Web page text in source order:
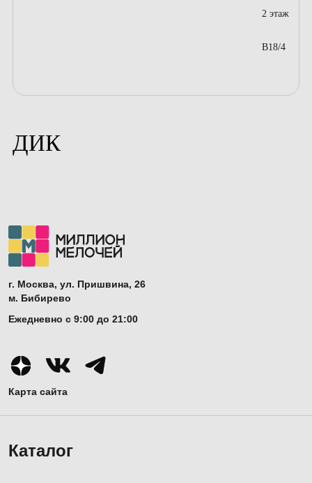
2 этаж
B18/4
ДИК
г. Москва, ул. Пришвина, 26
м. Бибирево
Ежедневно с 9:00 до 21:00
Карта сайта
Каталог